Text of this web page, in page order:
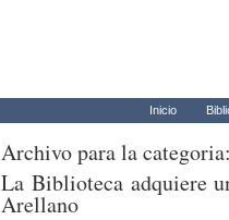
Inicio
Archivo para la
La Biblioteca adquiere
Arellano